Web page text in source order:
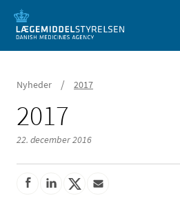
Mobil visning
Nyheder / 2017
2017
22. december 2016